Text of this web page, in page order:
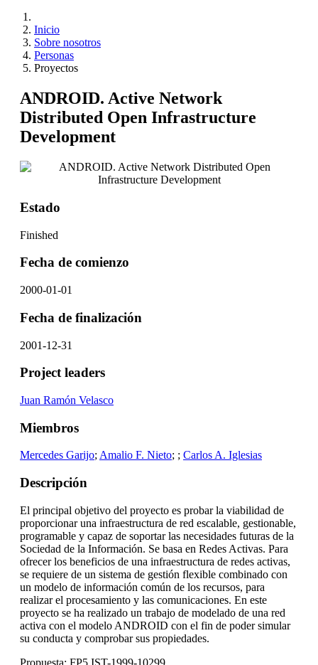
Inicio
Sobre nosotros
Personas
Proyectos
ANDROID. Active Network
Distributed Open Infrastructure
Development
Estado
Finished
Fecha de comienzo
2000-01-01
Fecha de finalización
2001-12-31
Project leaders
Juan Ramón Velasco
Miembros
Mercedes Garijo;Amalio F. Nieto; ; Carlos A. Iglesias
Descripción
El principal objetivo del proyecto es probar la viabilidad de
proporcionar una infraestructura de red escalable, gestionable,
programable y capaz de soportar las necesidades futuras de la
Sociedad de la Información. Se basa en Redes Activas. Para
ofrecer los beneficios de una infraestructura de redes activas,
se requiere de un sistema de gestión flexible combinado con
un modelo de información común de los recursos, para
realizar el procesamiento y las comunicaciones. En este
proyecto se ha realizado un trabajo de modelado de una red
activa con el modelo ANDROID con el fin de poder simular
su conducta y comprobar sus propiedades.
Propuesta: FP5 IST-1999-10299